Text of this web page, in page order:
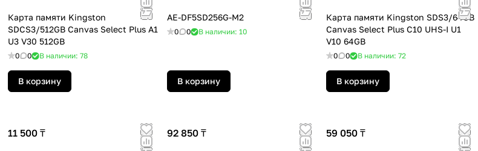
Карта памяти Kingston
SDCS3/512GB Canvas Select Plus A1
U3 V30 512GB
0 0 В наличии: 78
В корзину
AE-DF5SD256G-M2
0 0 В наличии: 10
В корзину
Карта памяти Kingston SDS3/64GB
Canvas Select Plus C10 UHS-I U1
V10 64GB
0 0 В наличии: 72
В корзину
11 500 ₸ 92 850 ₸ 59 050 ₸